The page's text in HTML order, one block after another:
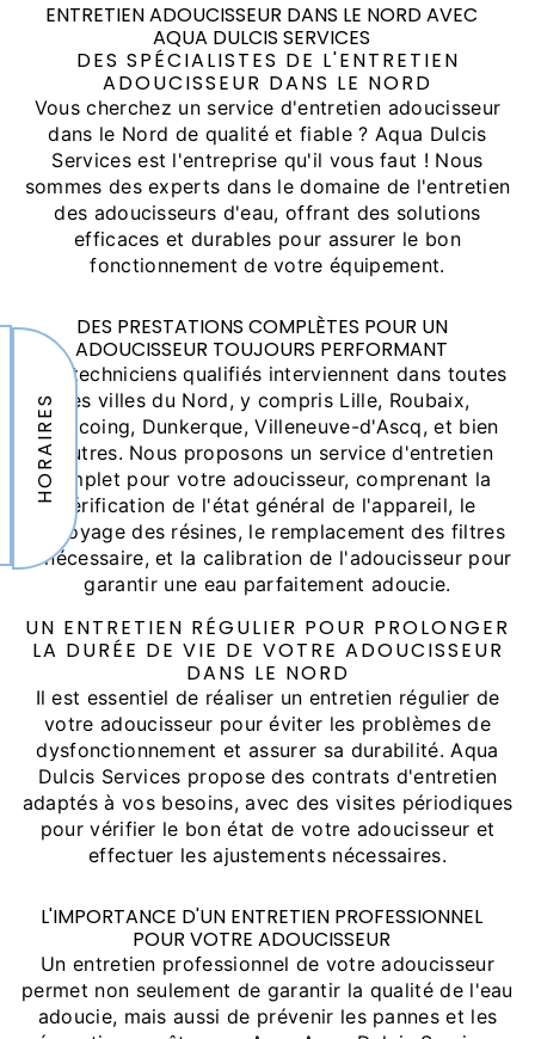
ENTRETIEN ADOUCISSEUR DANS LE NORD AVEC
AQUA DULCIS SERVICES
DES SPÉCIALISTES DE L'ENTRETIEN
ADOUCISSEUR DANS LE NORD
Vous cherchez un service d'entretien adoucisseur
dans le Nord de qualité et fiable ? Aqua Dulcis
Services est l'entreprise qu'il vous faut ! Nous
sommes des experts dans le domaine de l'entretien
des adoucisseurs d'eau, offrant des solutions
efficaces et durables pour assurer le bon
fonctionnement de votre équipement.
DES PRESTATIONS COMPLÈTES POUR UN
ADOUCISSEUR TOUJOURS PERFORMANT
Nos techniciens qualifiés interviennent dans toutes
les villes du Nord, y compris Lille, Roubaix,
Tourcoing, Dunkerque, Villeneuve-d'Ascq, et bien
d'autres. Nous proposons un service d'entretien
complet pour votre adoucisseur, comprenant la
vérification de l'état général de l'appareil, le
nettoyage des résines, le remplacement des filtres
si nécessaire, et la calibration de l'adoucisseur pour
garantir une eau parfaitement adoucie.
UN ENTRETIEN RÉGULIER POUR PROLONGER
LA DURÉE DE VIE DE VOTRE ADOUCISSEUR
DANS LE NORD
Il est essentiel de réaliser un entretien régulier de
votre adoucisseur pour éviter les problèmes de
dysfonctionnement et assurer sa durabilité. Aqua
Dulcis Services propose des contrats d'entretien
adaptés à vos besoins, avec des visites périodiques
pour vérifier le bon état de votre adoucisseur et
effectuer les ajustements nécessaires.
L'IMPORTANCE D'UN ENTRETIEN PROFESSIONNEL
POUR VOTRE ADOUCISSEUR
Un entretien professionnel de votre adoucisseur
permet non seulement de garantir la qualité de l'eau
adoucie, mais aussi de prévenir les pannes et les
HORAIRES